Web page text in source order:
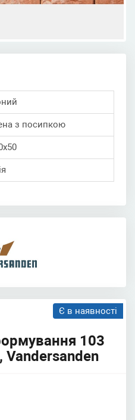
з посипкою
Є в наявності
103
Vandersanden